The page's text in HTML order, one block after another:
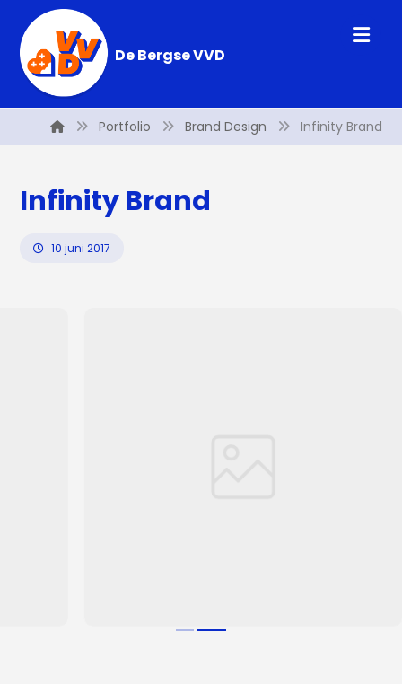
De Bergse VVD
Portfolio Brand Design Infinity Brand
Infinity Brand
10 juni 2017